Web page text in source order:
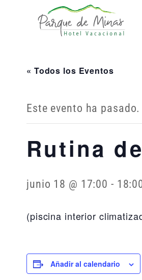
« Todos los Eventos
Este evento ha pasado.
Rutina
junio 18 @ 17:00 -
(piscina interior
Añadir al calendario